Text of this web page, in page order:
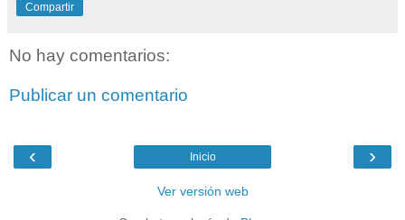
Compartir
No hay comentarios:
Publicar un comentario
‹ ›
Inicio
Ver versión web